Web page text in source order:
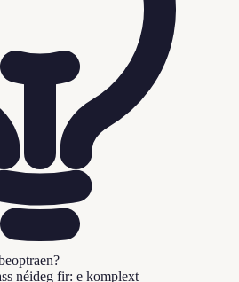
néideg fir: e komplext